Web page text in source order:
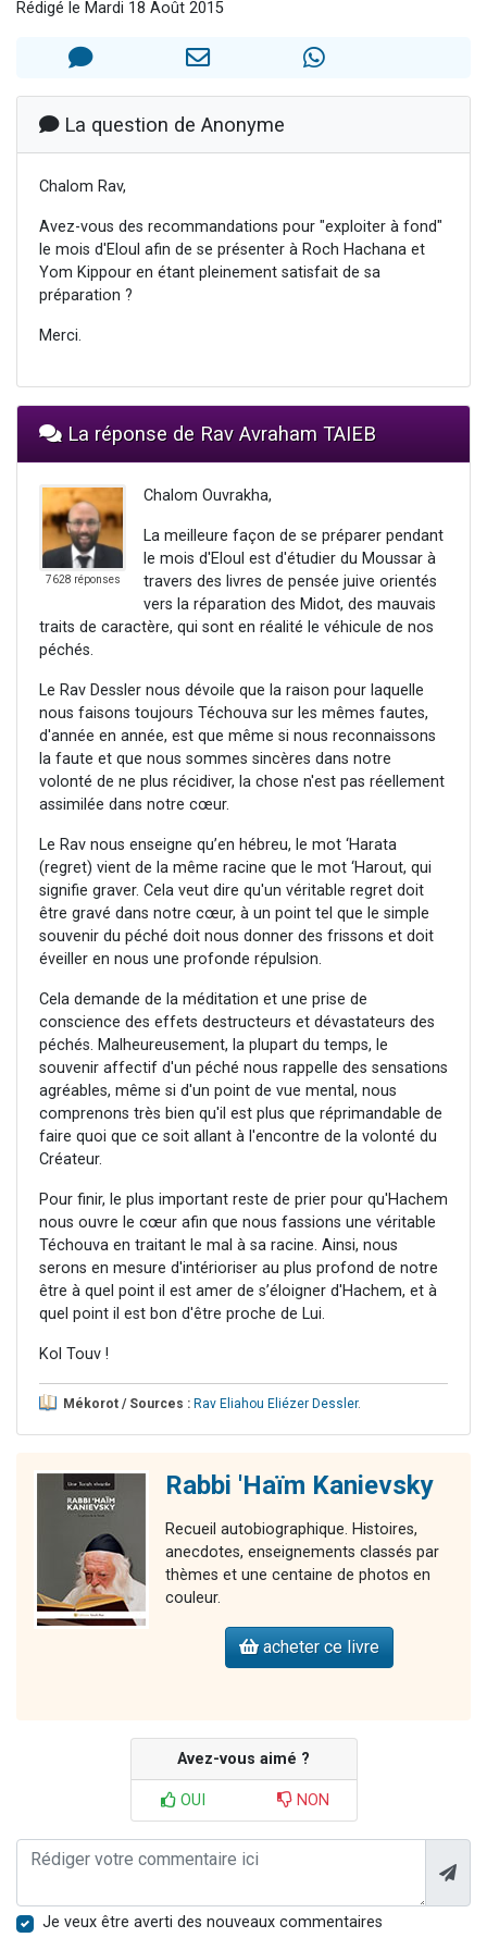
4 personnes viennent de faire un don pour Reloger Rivka, 6 enfants, victime de violences...
3 nouvelles musiques dans Torah-Box Music
Rédigé le Mardi 18 Août 2015
La question de Anonyme
Chalom Rav,
Avez-vous des recommandations pour "exploiter à fond"
le mois d'Eloul afin de se présenter à Roch Hachana et
Yom Kippour en étant pleinement satisfait de sa
préparation ?
Merci.
La réponse de Rav Avraham TAIEB
7628 réponses
Chalom Ouvrakha,
La meilleure façon de se préparer pendant
le mois d'Eloul est d'étudier du Moussar à
travers des livres de pensée juive orientés
vers la réparation des Midot, des mauvais
traits de caractère, qui sont en réalité le véhicule de nos
péchés.
Le Rav Dessler nous dévoile que la raison pour laquelle
nous faisons toujours Téchouva sur les mêmes fautes,
d'année en année, est que même si nous reconnaissons
la faute et que nous sommes sincères dans notre
volonté de ne plus récidiver, la chose n'est pas réellement
assimilée dans notre cœur.
Le Rav nous enseigne qu’en hébreu, le mot ‘Harata
(regret) vient de la même racine que le mot ‘Harout, qui
signifie graver. Cela veut dire qu'un véritable regret doit
être gravé dans notre cœur, à un point tel que le simple
souvenir du péché doit nous donner des frissons et doit
éveiller en nous une profonde répulsion.
Cela demande de la méditation et une prise de
conscience des effets destructeurs et dévastateurs des
péchés. Malheureusement, la plupart du temps, le
souvenir affectif d'un péché nous rappelle des sensations
agréables, même si d'un point de vue mental, nous
comprenons très bien qu'il est plus que réprimandable de
faire quoi que ce soit allant à l'encontre de la volonté du
Créateur.
Pour finir, le plus important reste de prier pour qu'Hachem
nous ouvre le cœur afin que nous fassions une véritable
Téchouva en traitant le mal à sa racine. Ainsi, nous
serons en mesure d'intérioriser au plus profond de notre
être à quel point il est amer de s’éloigner d'Hachem, et à
quel point il est bon d'être proche de Lui.
Kol Touv !
Mékorot / Sources : Rav Eliahou Eliézer Dessler.
Rabbi 'Haïm Kanievsky
Recueil autobiographique. Histoires,
anecdotes, enseignements classés par
thèmes et une centaine de photos en
couleur.
acheter ce livre
Avez-vous aimé ?
OUI NON
Je veux être averti des nouveaux commentaires